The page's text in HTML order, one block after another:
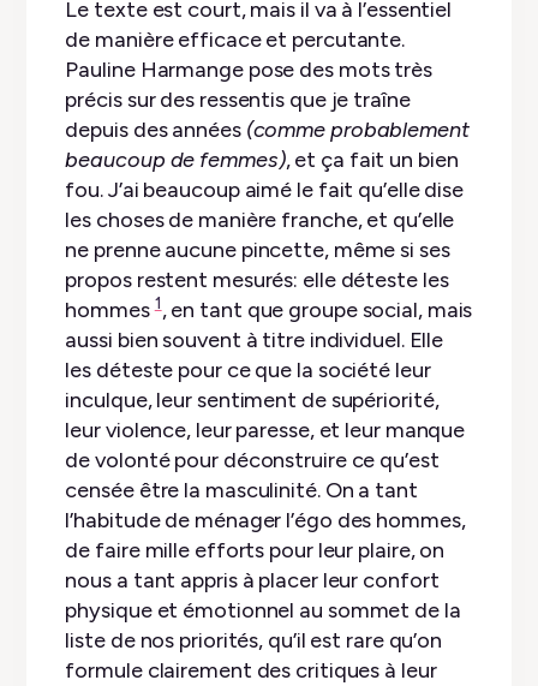
Le texte est court, mais il va à l’essentiel
de manière efficace et percutante.
Pauline Harmange pose des mots très
précis sur des ressentis que je traîne
depuis des années (comme probablement
beaucoup de femmes), et ça fait un bien
fou. J’ai beaucoup aimé le fait qu’elle dise
les choses de manière franche, et qu’elle
ne prenne aucune pincette, même si ses
propos restent mesurés: elle déteste les
hommes1, en tant que groupe social, mais
aussi bien souvent à titre individuel. Elle
les déteste pour ce que la société leur
inculque, leur sentiment de supériorité,
leur violence, leur paresse, et leur manque
de volonté pour déconstruire ce qu’est
censée être la masculinité. On a tant
l’habitude de ménager l’égo des hommes,
de faire mille efforts pour leur plaire, on
nous a tant appris à placer leur confort
physique et émotionnel au sommet de la
liste de nos priorités, qu’il est rare qu’on
formule clairement des critiques à leur